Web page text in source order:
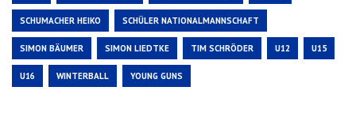
SCHUMACHER HEIKO SCHÜLER NATIONALMANNSCHAFT
SIMON BÄUMER SIMON LIEDTKE TIM SCHRÖDER U12 U15
U16 WINTERBALL YOUNG GUNS